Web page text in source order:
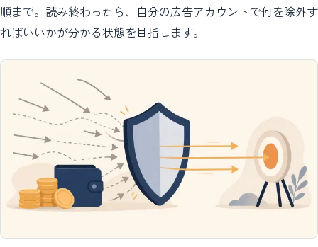
順まで。読み終わったら、自分の広告アカウントで何を除外す
ればいいかが分かる状態を目指します。